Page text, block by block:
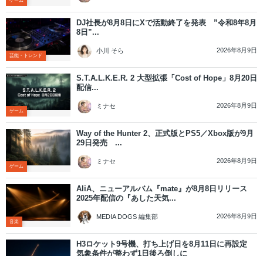
芸能・トレンド
DJ社長が8月8日にXで活動終了を発表 ”令和8年8月
8日”...
小川 そら 2026年8月9日
ゲーム
S.T.A.L.K.E.R. 2 大型拡張「Cost of Hope」8月20日
配信...
ミナセ 2026年8月9日
ゲーム
Way of the Hunter 2、正式版とPS5／Xbox版が9月
29日発売 ...
ミナセ 2026年8月9日
音楽
AliA、ニューアルバム『mate』が8月8日リリース
2025年配信の『あした天気...
MEDIA DOGS 編集部 2026年8月9日
H3ロケット9号機、打ち上げ日を8月11日に再設定
気象条件が整わず1日後ろ倒しに